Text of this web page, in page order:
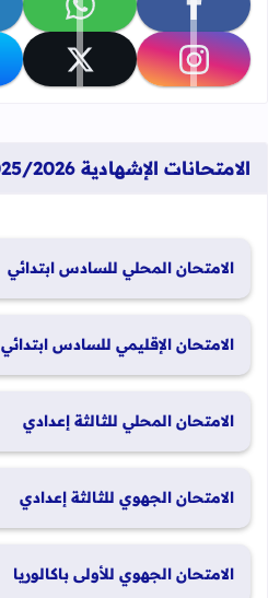
تابعنا على facebook تابعنا على whatsapp
تابعنا على instagram تابعنا على x
الامتحانات الإشهادية 2025/2026
الامتحان المحلي للسادس ابتدائي
الامتحان الإقليمي للسادس ابتدائي
الامتحان المحلي للثالثة إعدادي
الامتحان الجهوي للثالثة إعدادي
الامتحان الجهوي للأولى باكالوريا